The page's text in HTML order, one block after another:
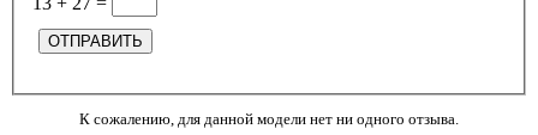
К сожалению, для данной модели нет ни одного отзыва.